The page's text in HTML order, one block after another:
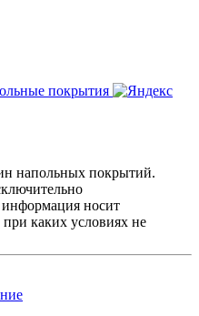
покрытия
напольных покрытий.
носит
каких условиях не